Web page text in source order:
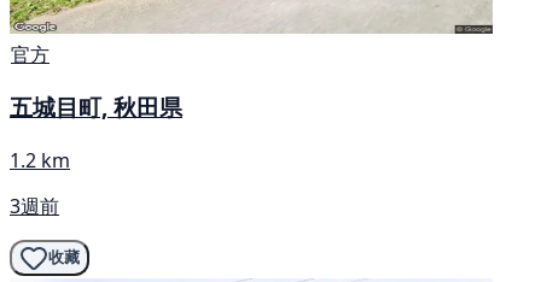
官方
五城目町, 秋田県
1.2 km
3週前
收藏